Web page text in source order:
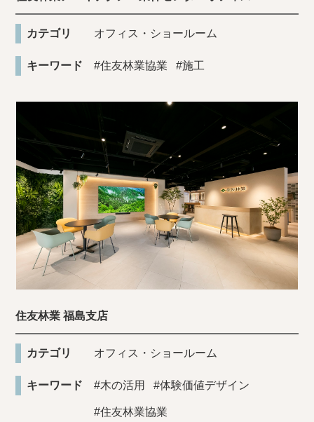
カテゴリ オフィス・ショールーム
キーワード #住友林業協業 #施工
住友林業 福島支店
カテゴリ オフィス・ショールーム
キーワード #木の活用 #体験価値デザイン
#住友林業協業